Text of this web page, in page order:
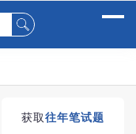
获取往年笔试题